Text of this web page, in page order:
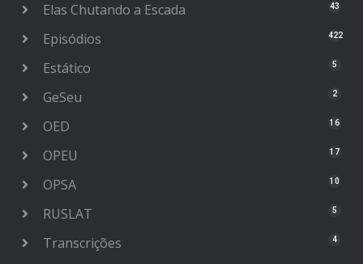
Elas Chutando a Escada 43
Episódios 422
Estático 5
GeSeu 2
OED 16
OPEU 17
OPSA 10
RUSLAT 5
Transcrições 4